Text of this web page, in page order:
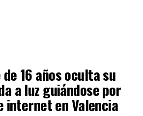
16 años oculta su
a luz guiándose por
internet en Valencia